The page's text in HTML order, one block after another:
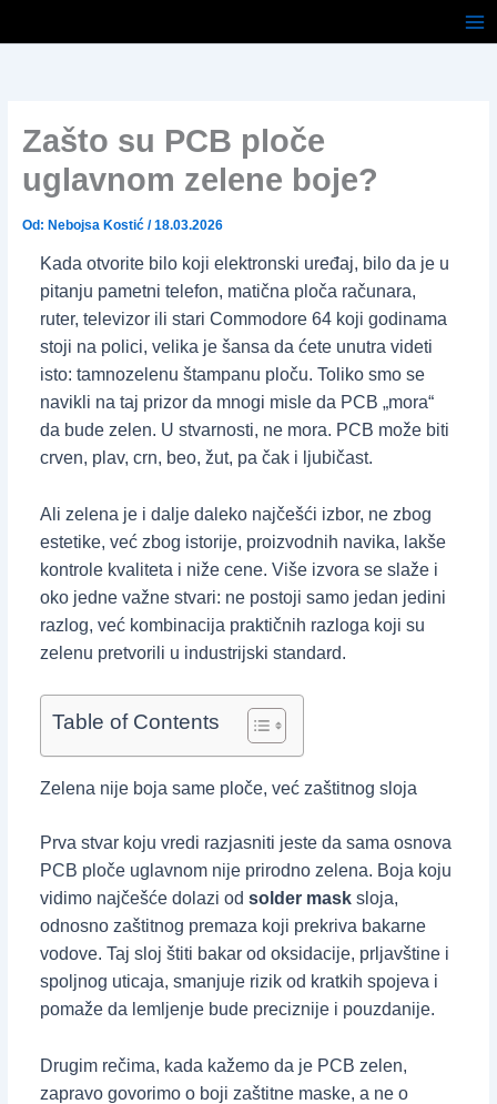
Zašto su PCB ploče
uglavnom zelene boje?
Od: Nebojsa Kostić /18.03.2026
Kada otvorite bilo koji elektronski uređaj, bilo da je u
pitanju pametni telefon, matična ploča računara,
ruter, televizor ili stari Commodore 64 koji godinama
stoji na polici, velika je šansa da ćete unutra videti
isto: tamnozelenu štampanu ploču. Toliko smo se
navikli na taj prizor da mnogi misle da PCB „mora“
da bude zelen. U stvarnosti, ne mora. PCB može biti
crven, plav, crn, beo, žut, pa čak i ljubičast.
Ali zelena je i dalje daleko najčešći izbor, ne zbog
estetike, već zbog istorije, proizvodnih navika, lakše
kontrole kvaliteta i niže cene. Više izvora se slaže i
oko jedne važne stvari: ne postoji samo jedan jedini
razlog, već kombinacija praktičnih razloga koji su
zelenu pretvorili u industrijski standard.
Table of Contents
Zelena nije boja same ploče, već zaštitnog sloja
Prva stvar koju vredi razjasniti jeste da sama osnova
PCB ploče uglavnom nije prirodno zelena. Boja koju
vidimo najčešće dolazi od solder masksloja,
odnosno zaštitnog premaza koji prekriva bakarne
vodove. Taj sloj štiti bakar od oksidacije, prljavštine i
spoljnog uticaja, smanjuje rizik od kratkih spojeva i
pomaže da lemljenje bude preciznije i pouzdanije.
Drugim rečima, kada kažemo da je PCB zelen,
zapravo govorimo o boji zaštitne maske, a ne o